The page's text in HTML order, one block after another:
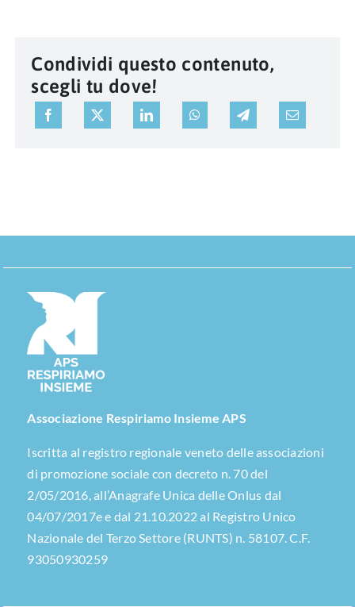
Condividi questo contenuto,
scegli tu dove!
Associazione Respiriamo Insieme APS
Iscritta al registro regionale veneto delle associazioni
di promozione sociale con decreto n. 70 del
2/05/2016, all’Anagrafe Unica delle Onlus dal
04/07/2017e e dal 21.10.2022 al Registro Unico
Nazionale del Terzo Settore (RUNTS) n. 58107. C.F.
93050930259